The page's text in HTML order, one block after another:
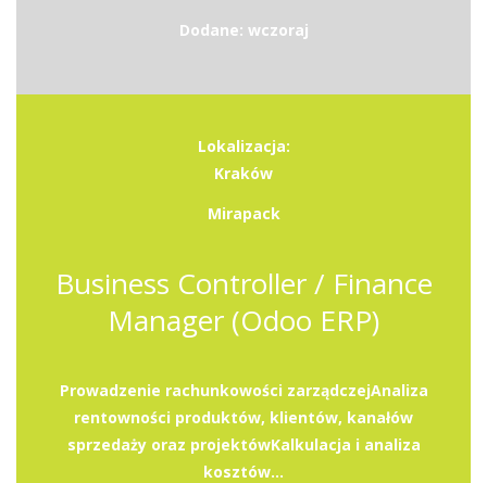
Dodane: wczoraj
Lokalizacja:
Kraków
Mirapack
Business Controller / Finance
Manager (Odoo ERP)
Prowadzenie rachunkowości zarządczejAnaliza
rentowności produktów, klientów, kanałów
sprzedaży oraz projektówKalkulacja i analiza
kosztów...